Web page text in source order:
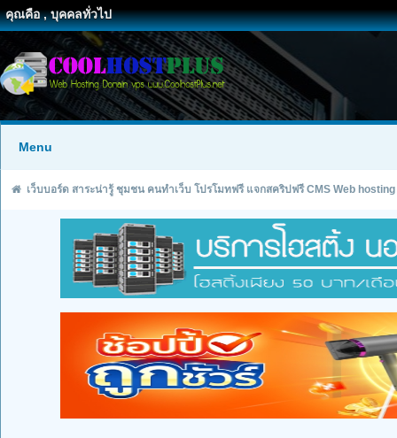
คุณคือ , บุคคลทั่วไป
Menu
เว็บบอร์ด สาระน่ารู้ ชุมชน คนทำเว็บ โปรโมทฟรี แจกสคริปฟรี CMS Web hosting